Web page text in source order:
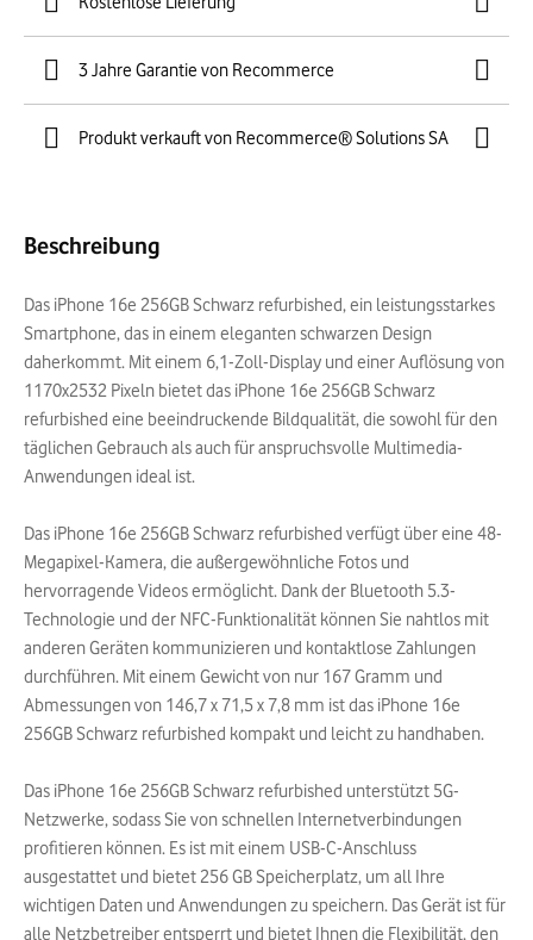
3 Jahre Garantie von Recommerce
Produkt verkauft von Recommerce® Solutions SA
Beschreibung
Das iPhone 16e 256GB Schwarz refurbished, ein leistungsstarkes
Smartphone, das in einem eleganten schwarzen Design
daherkommt. Mit einem 6,1-Zoll-Display und einer Auflösung von
1170x2532 Pixeln bietet das iPhone 16e 256GB Schwarz
refurbished eine beeindruckende Bildqualität, die sowohl für den
täglichen Gebrauch als auch für anspruchsvolle Multimedia-
Anwendungen ideal ist.
Das iPhone 16e 256GB Schwarz refurbished verfügt über eine 48-
Megapixel-Kamera, die außergewöhnliche Fotos und
hervorragende Videos ermöglicht. Dank der Bluetooth 5.3-
Technologie und der NFC-Funktionalität können Sie nahtlos mit
anderen Geräten kommunizieren und kontaktlose Zahlungen
durchführen. Mit einem Gewicht von nur 167 Gramm und
Abmessungen von 146,7 x 71,5 x 7,8 mm ist das iPhone 16e
256GB Schwarz refurbished kompakt und leicht zu handhaben.
Das iPhone 16e 256GB Schwarz refurbished unterstützt 5G-
Netzwerke, sodass Sie von schnellen Internetverbindungen
profitieren können. Es ist mit einem USB-C-Anschluss
ausgestattet und bietet 256 GB Speicherplatz, um all Ihre
wichtigen Daten und Anwendungen zu speichern. Das Gerät ist für
alle Netzbetreiber entsperrt und bietet Ihnen die Flexibilität, den